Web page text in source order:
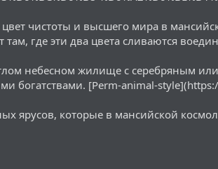
чистоты и высшего мира в
где эти два цвета сливаются
небесном жилище с серебряным
богатствами. [Perm-animal-
ярусов, которые в мансийской